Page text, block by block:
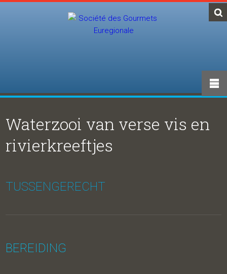
Waterzooi van verse vis en
rivierkreeftjes
TUSSENGERECHT
BEREIDING